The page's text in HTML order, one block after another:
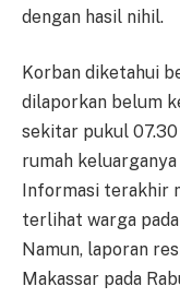
dengan hasil nihil.
Korban diketahui
dilaporkan belum
sekitar pukul
rumah
Informasi terakhir
terlihat warga
Namun, laporan
Makassar pada